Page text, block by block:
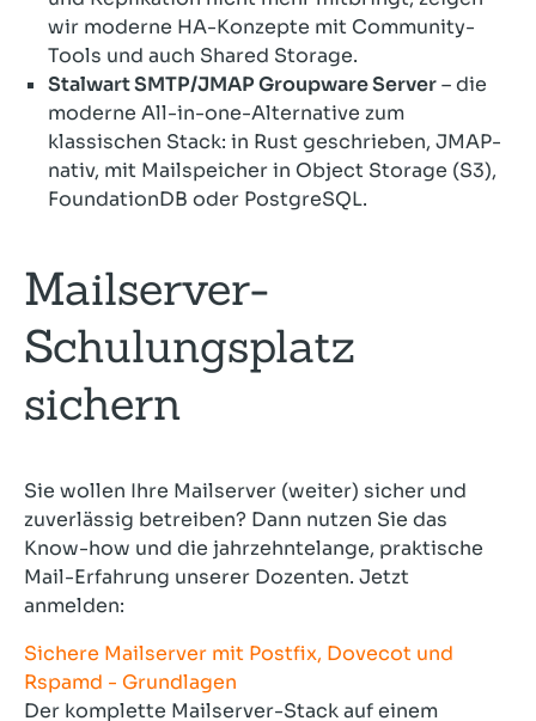
wir moderne HA-Konzepte mit Community-
Tools und auch Shared Storage.
Stalwart SMTP/JMAP Groupware Server– die
moderne All-in-one-Alternative zum
klassischen Stack: in Rust geschrieben, JMAP-
nativ, mit Mailspeicher in Object Storage (S3),
FoundationDB oder PostgreSQL.
Mailserver-
Schulungsplatz
sichern
Sie wollen Ihre Mailserver (weiter) sicher und
zuverlässig betreiben? Dann nutzen Sie das
Know-how und die jahrzehntelange, praktische
Mail-Erfahrung unserer Dozenten. Jetzt
anmelden:
Sichere Mailserver mit Postfix, Dovecot und
Rspamd - Grundlagen
Der komplette Mailserver-Stack auf einem